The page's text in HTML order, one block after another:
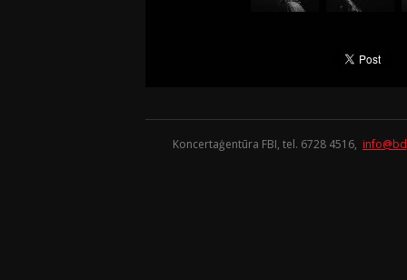
Koncertaģentūra FBI, tel. 6728 4516,